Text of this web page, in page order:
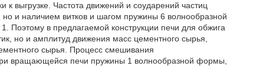
выгрузке. Частота движений и соударений частиц
но и наличием витков и шагом пружины 6 волнообразной
в предлагаемой конструкции печи для обжига
но и амплитуд движения масс цементного сырья,
сырья. Процесс смешивания
вращающейся печи пружины 1 волнообразной формы,